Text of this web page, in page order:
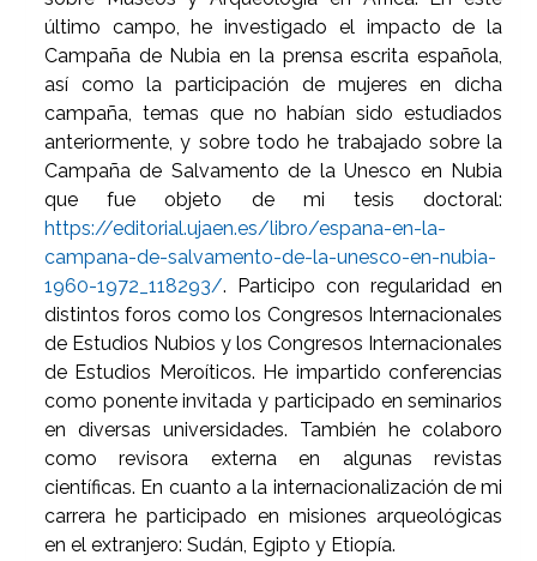
último campo, he investigado el impacto de la
Campaña de Nubia en la prensa escrita española,
así como la participación de mujeres en dicha
campaña, temas que no habían sido estudiados
anteriormente, y sobre todo he trabajado sobre la
Campaña de Salvamento de la Unesco en Nubia
que fue objeto de mi tesis doctoral:
https://editorial.ujaen.es/libro/espana-en-la-
campana-de-salvamento-de-la-unesco-en-nubia-
1960-1972_118293/. Participo con regularidad en
distintos foros como los Congresos Internacionales
de Estudios Nubios y los Congresos Internacionales
de Estudios Meroíticos. He impartido conferencias
como ponente invitada y participado en seminarios
en diversas universidades. También he colaboro
como revisora externa en algunas revistas
científicas. En cuanto a la internacionalización de mi
carrera he participado en misiones arqueológicas
en el extranjero: Sudán, Egipto y Etiopía.